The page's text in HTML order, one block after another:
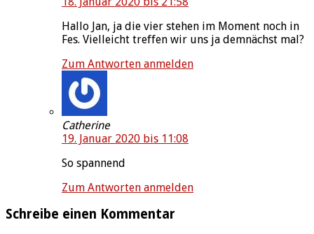
Hallo Jan, ja die vier stehen im Moment noch in
Fes. Vielleicht treffen wir uns ja demnächst mal?
Zum Antworten anmelden
Catherine
19. Januar 2020 bis 11:08
So spannend
Zum Antworten anmelden
Schreibe einen Kommentar